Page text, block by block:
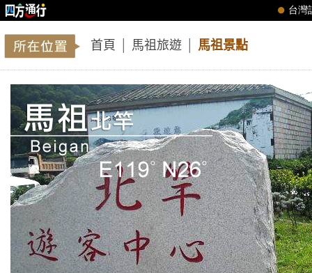
首頁 馬祖旅遊 馬祖景點